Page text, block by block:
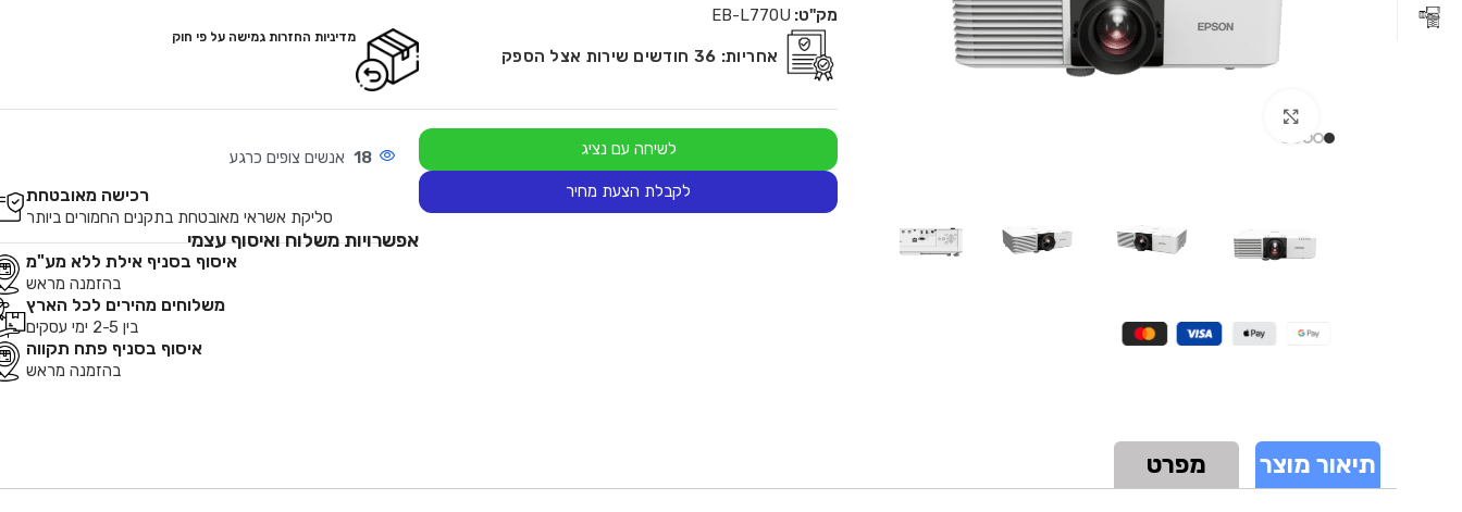
מק"ט: EB-L770U
אחריות: 36 חודשים שירות אצל הספק
מדיניות החזרות גמישה על פי חוק
לשיחה עם נציג
לקבלת הצעת מחיר
18 אנשים צופים כרגע
רכישה מאובטחת
סליקת אשראי מאובטחת בתקנים החמורים ביותר
אפשרויות משלוח ואיסוף עצמי
איסוף בסניף אילת ללא מע"מ
בהזמנה מראש
משלוחים מהירים לכל הארץ
בין 2-5 ימי עסקים
איסוף בסניף פתח תקווה
בהזמנה מראש
תיאור מוצר מפרט